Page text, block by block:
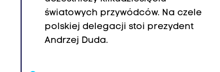
światowych przywódców. Na czele
polskiej delegacji stoi prezydent
Andrzej Duda.